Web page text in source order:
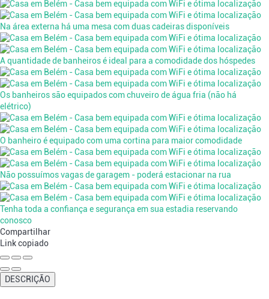
Na área externa há uma mesa com duas cadeiras disponíveis
A quantidade de banheiros é ideal para a comodidade dos hóspedes
Os banheiros são equipados com chuveiro de água fria (não há
elétrico)
O banheiro é equipado com uma cortina para maior comodidade
Não possuímos vagas de garagem - poderá estacionar na rua
Tenha toda a confiança e segurança em sua estadia reservando
conosco
Compartilhar
Link copiado
DESCRIÇÃO